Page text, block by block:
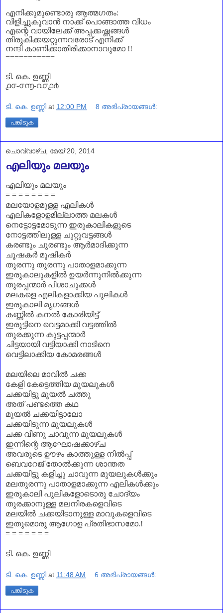
എനിക്കുമുണ്ടൊരു ആത്മഗതം:
വിളിച്ചുകൂവാന്‍ നാക്ക് പൊങ്ങാത്ത വിധം
എന്റെ വായിലേക്ക് അപ്പക്കഷ്ണങ്ങൾ
തിരുകിക്കയറ്റുന്നവരോട് എനിക്ക്
നന്ദി കാണിക്കാതിരിക്കാനാവുമോ !!
===========
ടി. കെ. ഉണ്ണി
൧൦-൦൬-൨൦൧൪
ടി. കെ. ഉണ്ണി at 12:00 PM 8 അഭിപ്രായങ്ങൾ:
പങ്കിടുക
ചൊവ്വാഴ്ച, മേയ് 20, 2014
എലിയും മലയും
എലിയും മലയും
= = = = = = = =
മലയോളമുള്ള എലികൾ
എലികളോളമില്ലാത്ത മലകൾ
നെട്ടോട്ടമോടുന്ന ഇരുകാലികളുടെ
നോട്ടത്തിലുള്ള ചുറ്റുവട്ടങ്ങൾ
കരണ്ടും ചുരണ്ടും ആർമാദിക്കുന്ന
ചൂഷകർ മൂഷികർ
തുരന്നു തുരന്നു പാതാളമാക്കുന്ന
ഇരുകാലുകളിൽ ഉയർന്നുനിൽക്കുന്ന
തുരപ്പന്മാർ പിശാചുക്കൾ
മലകളെ എലികളാക്കിയ പുലികൾ
ഇരുകാലി മൃഗങ്ങൾ
കണ്ണിൽ കനൽ കോരിയിട്ട്
ഇരുട്ടിനെ വെട്ടമാക്കി വട്ടത്തിൽ
തുരക്കുന്ന കുട്ടപ്പന്മാർ
ചിട്ടയായി വട്ടിയാക്കി നാടിനെ
വെട്ടിലാക്കിയ കോമരങ്ങൾ
മലയിലെ മാവിൽ ചക്ക
കേളി കേട്ടെത്തിയ മുയലുകൾ
ചക്കയിട്ടു മുയൽ ചത്തു
അത് പണ്ടത്തെ കഥ
മുയൽ ചക്കയിട്ടാലോ
ചക്കയിടുന്ന മുയലുകൾ
ചക്ക വീണു ചാവുന്ന മുയലുകൾ
ഇന്നിന്റെ ആഘോഷക്കാഴ്ച
അവരുടെ ഊഴം കാത്തുള്ള നിൽപ്പ്
ബെവറേജ് തോൽക്കുന്ന ശാന്തത
ചക്കയിട്ടു കളിച്ചു ചാവുന്ന മുയലുകൾക്കും
മലതുരന്നു പാതാളമാക്കുന്ന എലികൾക്കും
ഇരുകാലി പുലികളോടൊരു ചോദ്യം
തുരക്കാനുള്ള മലനിരകളെവിടെ
മലയിൽ ചക്കയിടാനുള്ള മാവുകളെവിടെ
ഇതുമൊരു ആഗോള പ്രതിഭാസമോ.!
= = = = = = =
ടി. കെ. ഉണ്ണി
ടി. കെ. ഉണ്ണി at 11:48 AM 6 അഭിപ്രായങ്ങൾ:
പങ്കിടുക